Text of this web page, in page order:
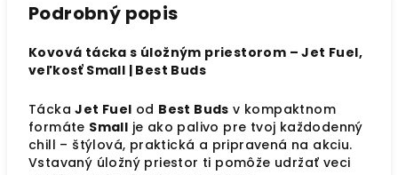
Podrobný popis
Kovová tácka s úložným priestorom – Jet Fuel,
veľkosť Small | Best Buds
TáckaJet Fuel od Best Buds v kompaktnom
formáte Small je ako palivo pre tvoj každodenný
chill – štýlová, praktická a pripravená na akciu.
Vstavaný úložný priestor ti pomôže udržať veci